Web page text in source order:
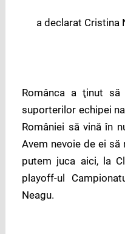
a declarat Cristina
Românca a ţinut
suporterilor echipei
României să vină în
Avem nevoie de ei
putem juca aici, la
playoff-ul
Neagu.